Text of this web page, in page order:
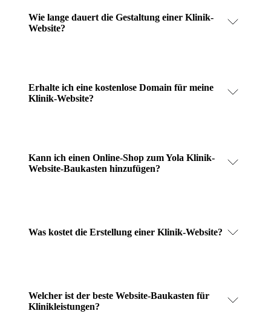
Wie lange dauert die Gestaltung einer Klinik-
Website?
Erhalte ich eine kostenlose Domain für meine
Klinik-Website?
Kann ich einen Online-Shop zum Yola Klinik-
Website-Baukasten hinzufügen?
Was kostet die Erstellung einer Klinik-Website?
Welcher ist der beste Website-Baukasten für
Klinikleistungen?